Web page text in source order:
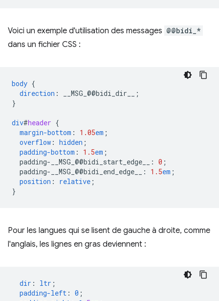
Voici un exemple d'utilisation des messages @@bidi_*
dans un fichier CSS :
body {
direction : __MSG_ @@bidi_dir__
;
}
div#header {
margin-bottom : 1.05em ;
overflow : hidden ;
padding-bottom : 1.5em ;
padding-__MSG_@@bidi_start_edge__ : 0 ;
padding-__MSG_@@bidi_end_edge__ : 1.5em ;
position : relative ;
}
Pour les langues qui se lisent de gauche à droite, comme
l'anglais, les lignes en gras deviennent :
dir : ltr ;
padding-left : 0 ;